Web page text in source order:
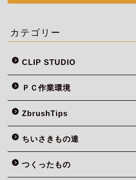
カテゴリー
CLIP STUDIO
ＰＣ作業環境
ZbrushTips
ちいさきもの達
つくったもの